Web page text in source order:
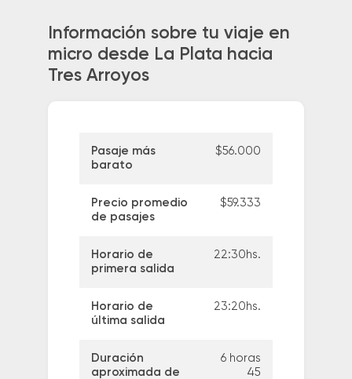
Información sobre tu viaje en
micro desde La Plata hacia
Tres Arroyos
Pasaje más
barato
$56.000
Precio promedio
de pasajes
$59.333
Horario de
primera salida
22:30hs.
Horario de
última salida
23:20hs.
Duración
aproximada de
6 horas
45